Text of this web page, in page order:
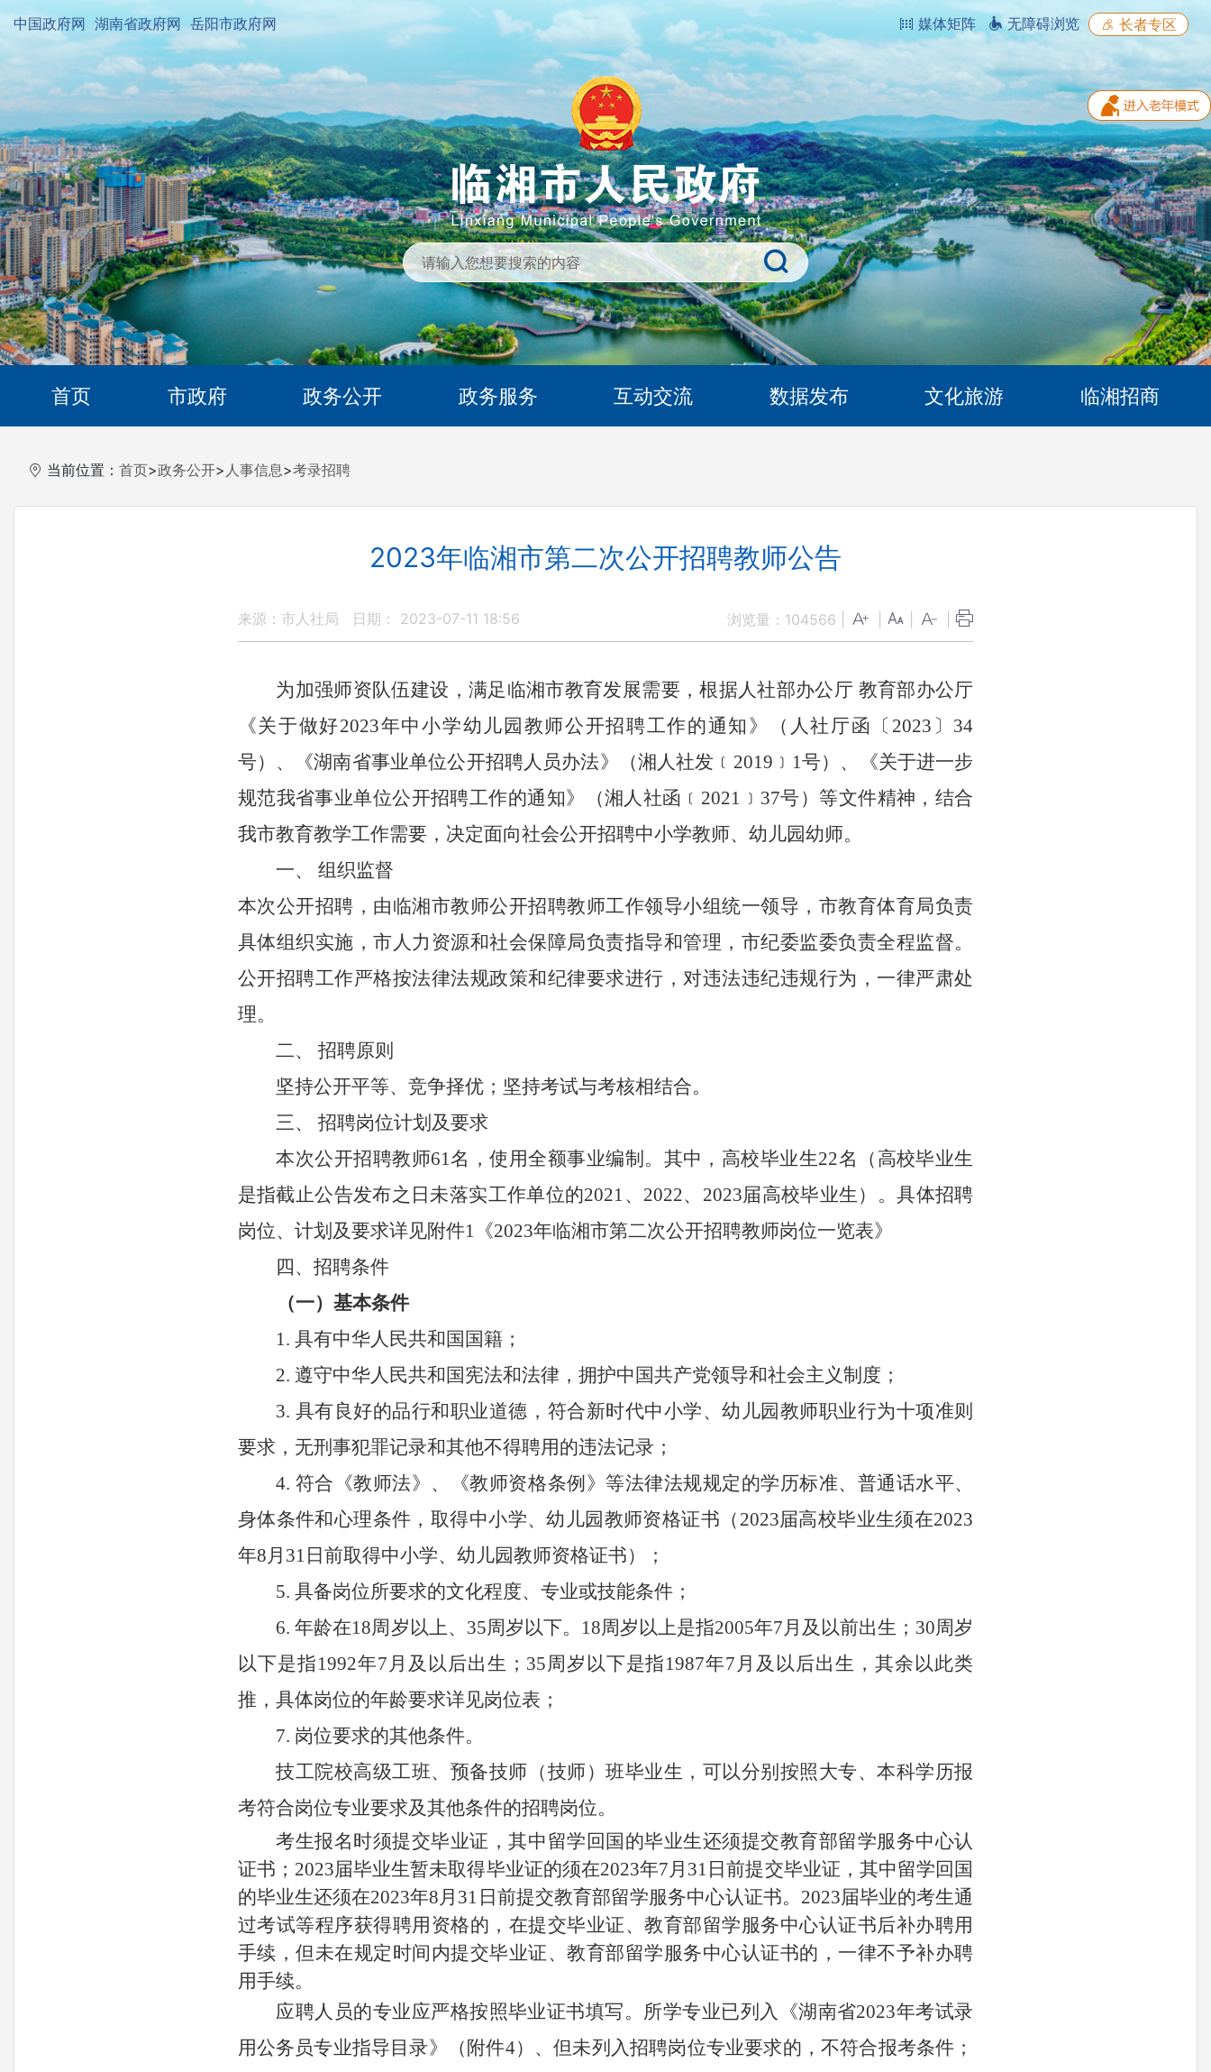
中国政府网 湖南省政府网 岳阳市政府网 媒体矩阵 无障碍浏览 长者专区
首页 市政府 政务公开 政务服务 互动交流 数据发布 文化旅游 临湘招商
当前位置： 首页>政务公开> 人事信息>考录招聘
2023年临湘市第二次公开招聘教师公告
来源：市人社局 日期： 2023-07-11 18:56 浏览量： 104566
为加强师资队伍建设，满足临湘市教育发展需要，根据人社部办公厅 教育部办公厅
《关于做好2023年中小学幼儿园教师公开招聘工作的通知》（人社厅函〔2023 〕 34
号） 、 《湖南省事业单位公开招聘人员办法》（湘人社发﹝ 2019﹞1号）、《关于进一步
规范我省事业单位公开招聘工作的通知》（湘人社函﹝2021﹞37号）等文件精神， 结合
我市教育教学工作需要， 决定面向社会公开招聘中小学教师、幼儿园幼师。
一、
组织监督
本次公开招聘，由临湘市教师公开招聘教师工作领导小组统一领导，市教育体育局负责
具体组织实施，市人力资源和社会保障局负责指导和管理，市纪委监委负责全程监督。
公开招聘工作严格按法律法规政策和纪律要求进行，对违法违纪违规行为，一律严肃处
理。
二、
招聘原则
坚持公开平等、竞争择优； 坚持考试与考核相结合。
三、
招聘岗位计划及要求
本次公开招聘教师61名 ，使用全额事业编制 。 其中，高校毕业生22名（高校毕业生
是指截止公告发布之日未落实工作单位的2021、2022、2023届高校毕业生）。具体招聘
岗位、计划及要求详见附件1《2023年临湘市第二次公开招聘教师岗位一览表》
四、招聘条件
（一）基本条件
1. 具有中华人民共和国国籍；
2. 遵守中华人民共和国宪法和法律，拥护中国共产党领导和社会主义制度；
3. 具有良好的品行和职业道德，符合新时代中小学、幼儿园教师职业行为十项准则
要求 ， 无刑事犯罪记录和其他不得聘用的违法记录 ；
4. 符合《教师法》、《教师资格条例》等法律法规规定的学历标准、普通话水平、
身体条件和心理条件，取得中小学、幼儿园教师资格证书（2023届高校毕业生须在2023
年8月31日前取得中小学、幼儿园教师资格证书）
；
5. 具备岗位所要求的文化程度、专业或技能条件；
6. 年龄在18周岁以上、35周岁以下。 18周岁以上是指2005年7月及以前出生；30周岁
以下是指1992年7月及以后出生；35周岁以下是指1987年7月及以后出生 ，其余以此类
推 ， 具体岗位的年龄要求详见岗位表；
7. 岗位要求的其他条件。
技工院校高级工班、预备技师（技师）班毕业生，可以分别按照大专、本科学历报
考符合岗位专业要求及其他条件的招聘岗位。
考生报名时须提交毕业证，其中留学回国的毕业生还须提交教育部留学服务中心认
证书； 2023届毕业生暂未取得毕业证的须在2023年7月31日前提交毕业证，其中留学回国
的毕业生还须在2023年8月31日前提交教育部留学服务中心认证书。2023届毕业的考生通
过考试等程序获得聘用资格的，在提交毕业证、教育部留学服务中心认证书后补办聘用
手续，但未在规定时间内提交毕业证、教育部留学服务中心认证书的，一律不予补办聘
用手续。
应聘人员的专业应严格按照毕业证书填写。所学专业已列入《湖南省2023年考试录
用公务员专业指导目录》（附件4）、但未列入招聘岗位专业要求的，不符合报考条件；